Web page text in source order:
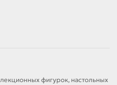
фигурок, настольных